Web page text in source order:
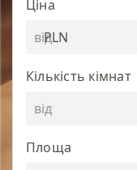
Ціна
PLN
Кількість кімнат
Площа